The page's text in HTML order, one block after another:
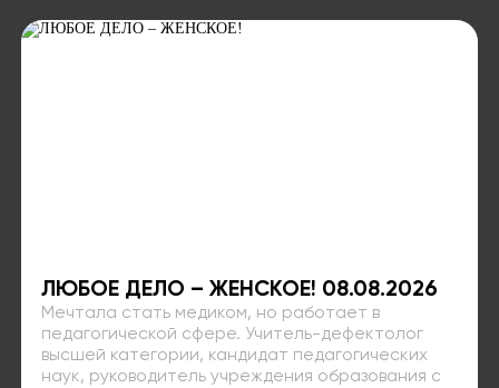
ЛЮБОЕ ДЕЛО – ЖЕНСКОЕ! 08.08.2026
Мечтала стать медиком, но работает в
педагогической сфере. Учитель-дефектолог
высшей категории, кандидат педагогических
наук, руководитель учреждения образования с